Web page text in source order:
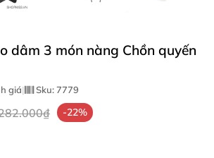
dâm 3 món nàng Chồn quyến
giá| Sku:7779
-22%